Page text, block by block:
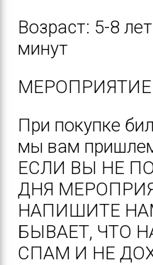
Возраст: 5-8
минут
При покупке
мы вам
ЕСЛИ ВЫ НЕ
ДНЯ
НАПИШИТЕ НАМ
БЫВАЕТ, ЧТО
СПАМ И НЕ